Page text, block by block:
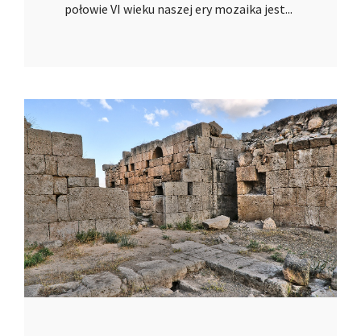
połowie VI wieku naszej ery mozaika jest...